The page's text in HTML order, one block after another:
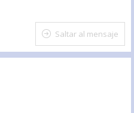
Saltar al mensaje